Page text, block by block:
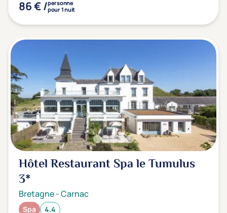
86 € /personne
pour 1 nuit
Hôtel Restaurant Spa le Tumulus
3*
Bretagne-Carnac
Spa 4.4